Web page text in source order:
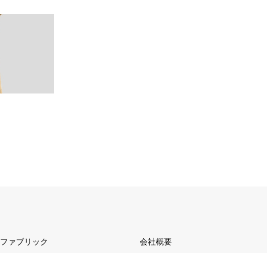
ファブリック 会社概要